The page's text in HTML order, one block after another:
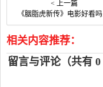
< 上一篇
《胭脂虎新传》电影好看吗？胭脂虎新传影评及简介
相关内容推荐：
留言与评论（共有 0